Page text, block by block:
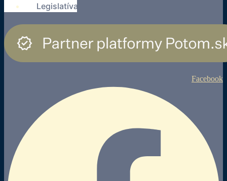
Legislatíva
Facebook